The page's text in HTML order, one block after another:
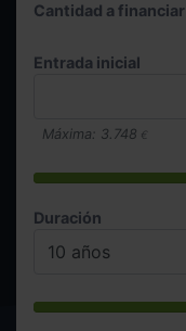
Cantidad a financiar
Entrada inicial
Máxima: 3.748 €
Duración